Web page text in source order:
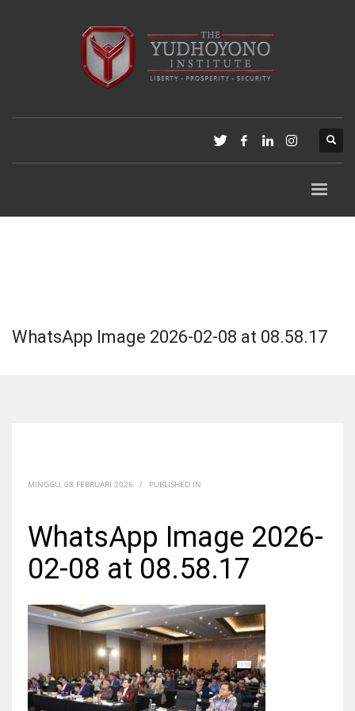
WhatsApp Image 2026-02-08 at 08.58.17
MINGGU, 08 FEBRUARI 2026 / PUBLISHED IN
WhatsApp Image 2026-
02-08 at 08.58.17